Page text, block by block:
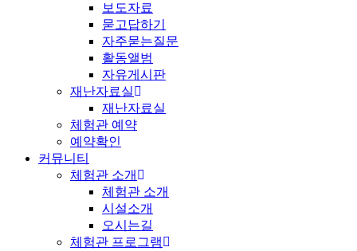
보도자료
묻고답하기
자주묻는질문
활동앨범
자유게시판
재난자료실
재난자료실
체험관 예약
예약확인
커뮤니티
체험관 소개
체험관 소개
시설소개
오시는길
체험관 프로그램